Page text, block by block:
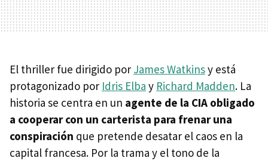
El thriller fue dirigido por James Watkinsy está
protagonizado por Idris Elba y Richard Madden. La
historia se centra en un agente de la CIA obligado
a cooperar con un carterista para frenar una
conspiración que pretende desatar el caos en la
capital francesa. Por la trama y el tono de la